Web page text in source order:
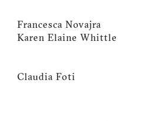
Francesca Novajra
Karen Elaine Whittle
Claudia Foti